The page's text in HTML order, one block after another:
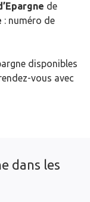
de
: numéro de
disponibles
vous avec
dans les